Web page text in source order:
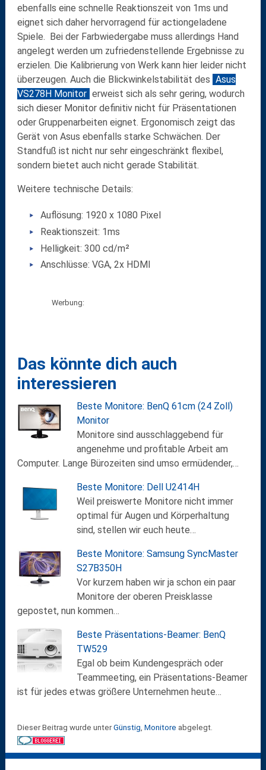
ebenfalls eine schnelle Reaktionszeit von 1ms und
eignet sich daher hervorragend für actiongeladene
Spiele. Bei der Farbwiedergabe muss allerdings Hand
angelegt werden um zufriedenstellende Ergebnisse zu
erzielen. Die Kalibrierung von Werk kann hier leider nicht
überzeugen. Auch die Blickwinkelstabilität des Asus
VS278H Monitor erweist sich als sehr gering, wodurch
sich dieser Monitor definitiv nicht für Präsentationen
oder Gruppenarbeiten eignet. Ergonomisch zeigt das
Gerät von Asus ebenfalls starke Schwächen. Der
Standfuß ist nicht nur sehr eingeschränkt flexibel,
sondern bietet auch nicht gerade Stabilität.
Weitere technische Details:
Auflösung: 1920 x 1080 Pixel
Reaktionszeit: 1ms
Helligkeit: 300 cd/m²
Anschlüsse: VGA, 2x HDMI
Werbung:
Das könnte dich auch
interessieren
Beste Monitore: BenQ 61cm (24 Zoll)
Monitor
Monitore sind ausschlaggebend für
angenehme und profitable Arbeit am
Computer. Lange Bürozeiten sind umso ermüdender,…
Beste Monitore: Dell U2414H
Weil preiswerte Monitore nicht immer
optimal für Augen und Körperhaltung
sind, stellen wir euch heute…
Beste Monitore: Samsung SyncMaster
S27B350H
Vor kurzem haben wir ja schon ein paar
Monitore der oberen Preisklasse
gepostet, nun kommen…
Beste Präsentations-Beamer: BenQ
TW529
Egal ob beim Kundengespräch oder
Teammeeting, ein Präsentations-Beamer
ist für jedes etwas größere Unternehmen heute…
Dieser Beitrag wurde unterGünstig, Monitore abgelegt.